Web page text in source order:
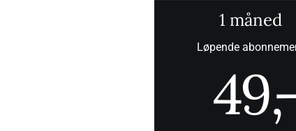
1 måned
Løpende
49,-